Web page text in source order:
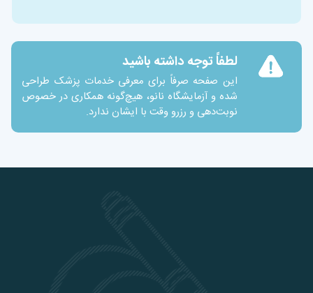
لطفاً توجه داشته باشید
این صفحه صرفاً برای معرفی خدمات پزشک طراحی
شده و آزمایشگاه نانو، هیچ‌گونه همکاری در خصوص
نوبت‌دهی و رزرو وقت با ایشان ندارد.